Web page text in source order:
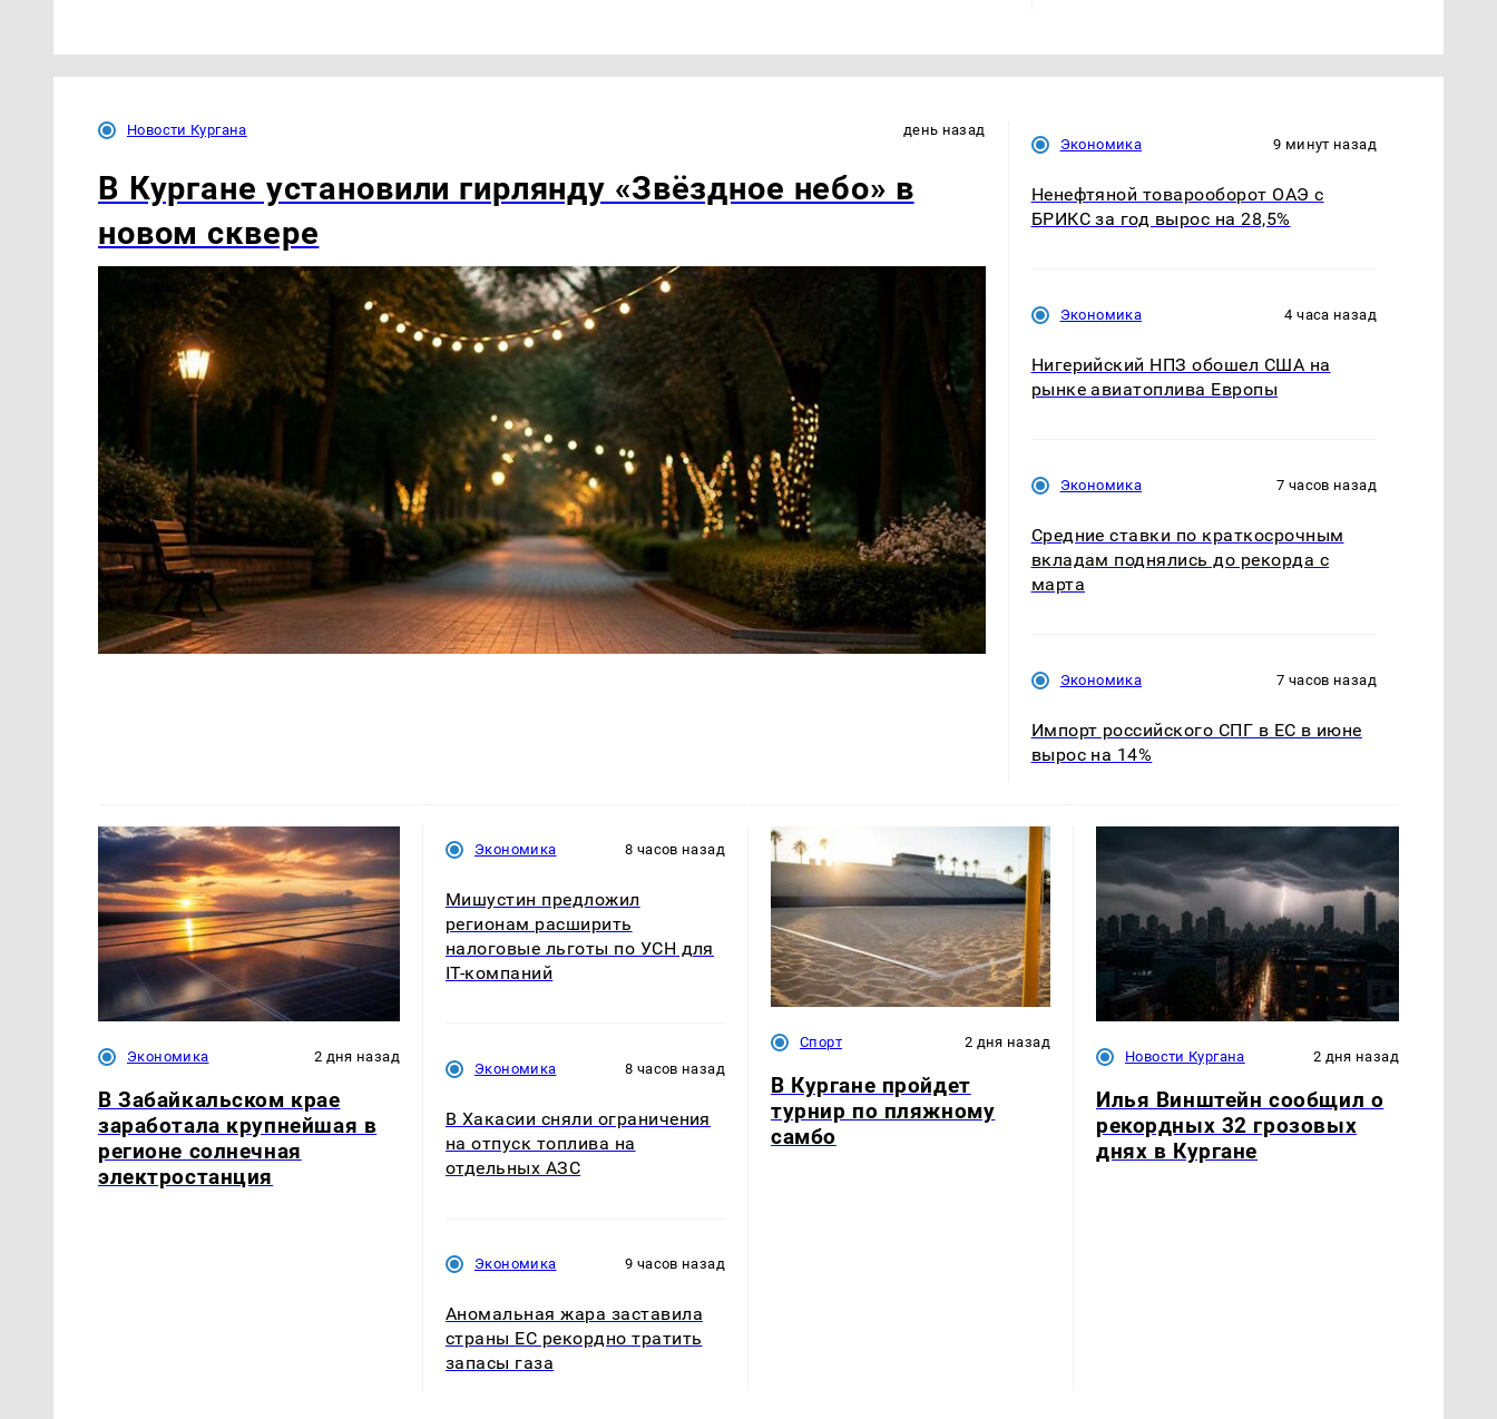
Новости Кургана день назад
В Кургане установили гирлянду «Звёздное небо» в
новом сквере
Экономика 9 минут назад
Ненефтяной товарооборот ОАЭ с
БРИКС за год вырос на 28,5%
Экономика 4 часа назад
Нигерийский НПЗ обошел США на
рынке авиатоплива Европы
Экономика 7 часов назад
Средние ставки по краткосрочным
вкладам поднялись до рекорда с
марта
Экономика 7 часов назад
Импорт российского СПГ в ЕС в июне
вырос на 14%
Экономика 2 дня назад
В Забайкальском крае
заработала крупнейшая в
регионе солнечная
электростанция
Экономика 8 часов назад
Мишустин предложил
регионам расширить
налоговые льготы по УСН для
IT-компаний
Экономика 8 часов назад
В Хакасии сняли ограничения
на отпуск топлива на
отдельных АЗС
Экономика 9 часов назад
Аномальная жара заставила
страны ЕС рекордно тратить
запасы газа
Спорт 2 дня назад
В Кургане пройдет
турнир по пляжному
самбо
Новости Кургана 2 дня назад
Илья Винштейн сообщил о
рекордных 32 грозовых
днях в Кургане